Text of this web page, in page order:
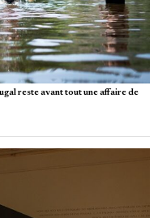
reste avant tout une affaire de